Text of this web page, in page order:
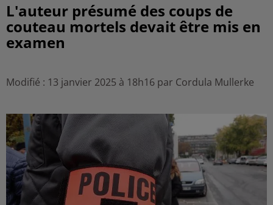
L'auteur présumé des coups de
couteau mortels devait être mis en
examen
Modifié : 13 janvier 2025 à 18h16 par Cordula Mullerke